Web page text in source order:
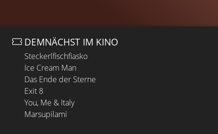
DEMNÄCHST IM KINO
Steckerlfischfiasko
Ice Cream Man
Das Ende der Sterne
Exit 8
You, Me & Italy
Marsupilami